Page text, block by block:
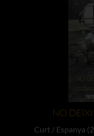
NO
Curt / Espanya